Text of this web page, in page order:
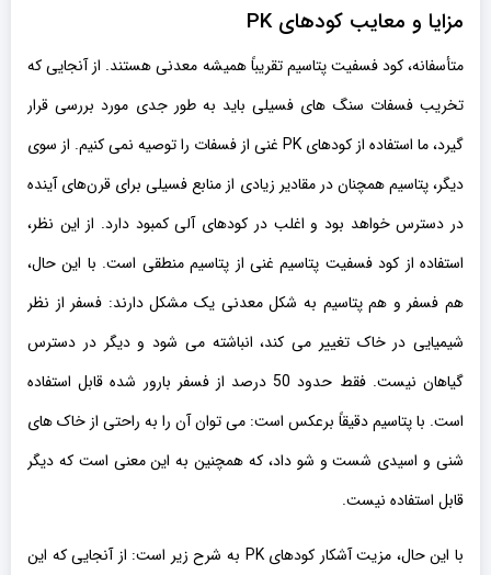
مزایا و معایب کودهای PK
متأسفانه، کود فسفیت پتاسیم تقریباً همیشه معدنی هستند. از آنجایی که
تخریب فسفات سنگ های فسیلی باید به طور جدی مورد بررسی قرار
گیرد، ما استفاده از کودهای PK غنی از فسفات را توصیه نمی کنیم. از سوی
دیگر، پتاسیم همچنان در مقادیر زیادی از منابع فسیلی برای قرن‌های آینده
در دسترس خواهد بود و اغلب در کودهای آلی کمبود دارد. از این نظر،
استفاده از کود فسفیت پتاسیم غنی از پتاسیم منطقی است. با این حال،
هم فسفر و هم پتاسیم به شکل معدنی یک مشکل دارند: فسفر از نظر
شیمیایی در خاک تغییر می کند، انباشته می شود و دیگر در دسترس
گیاهان نیست. فقط حدود 50 درصد از فسفر بارور شده قابل استفاده
است. با پتاسیم دقیقاً برعکس است: می توان آن را به راحتی از خاک های
شنی و اسیدی شست و شو داد، که همچنین به این معنی است که دیگر
قابل استفاده نیست.
با این حال، مزیت آشکار کودهای PK به شرح زیر است: از آنجایی که این